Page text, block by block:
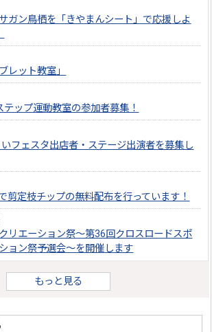
ガン鳥栖を「きやまんシート」で応援しよ
レット教室」
ップ運動教室の参加者募集！
フェスタ出店者・ステージ出演者を募集し
剪定枝チップの無料配布を行っています！
リエーション祭～第36回クロスロードスポ
ョン祭予選会～を開催します
もっと見る